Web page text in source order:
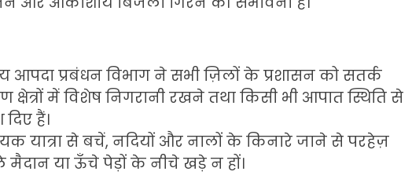
आपदा प्रबंधन विभाग ने सभी ज़िलों के प्रशासन को सतर्क
में विशेष निगरानी रखने तथा किसी भी आपात स्थिति से
हैं।
यात्रा से बचें, नदियों और नालों के किनारे जाने से परहेज़
या ऊँचे पेड़ों के नीचे खड़े न हों।